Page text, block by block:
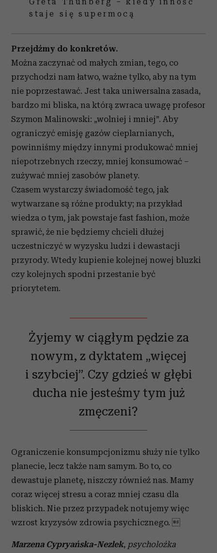
staje się supermocą
Przejdźmy do konkretów.
Można zaczynać od małych zmian, tego, co
przychodzi nam łatwo, ważne tylko, aby na tym
nie poprzestawać. Jest taka uniwersalna zasada,
bardzo mi bliska, na którą zwraca uwagę profesor
Szymon Malinowski: „wolniej i mniej”. Aby
ograniczyć emisję gazów cieplarnianych,
powinniśmy między innymi produkować mniej
niepotrzebnych rzeczy, mniej konsumować –
zużywać mniej zasobów planety.
Czasem wystarczy świadomość tego, jak
wytwarzane są różne produkty; na przykład
wiedza o tym, jak powstaje fast fashion, może
sprawić, że nie będziemy chcieli dłużej
uczestniczyć w wyzysku ludzi i dewastacji
przyrody. Wtedy kupienie kolejnej nowej bluzki
czy kolejnych spodni przestanie być
priorytetem.
Żyjemy w ciągłym pędzie za
nowym, z dyktatem „więcej
i szybciej”. Czy gdzieś w głębi
ducha nie jesteśmy tym już
zmęczeni?
Ograniczenie konsumpcjonizmu służy nie tylko
planecie, lecz także nam samym. Bo to, co
dewastuje planetę, niszczy również nas. Mamy
coraz więcej stresu a coraz mniej czasu dla
bliskich. Nie przez przypadek notujemy więc
wzrost kryzysów zdrowia psychicznego. 
Marzena Cypryańska-Nezlek, psycholożka